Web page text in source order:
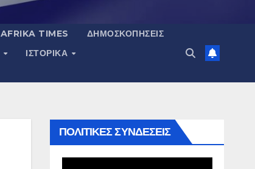
AFRIKA TIMES
ΔΗΜΟΣΚΟΠΉΣΕΙΣ
ΙΣΤΟΡΙΚΆ
ΠΟΛΙΤΙΚΕΣ ΣΥΝΔΕΣΕΙΣ